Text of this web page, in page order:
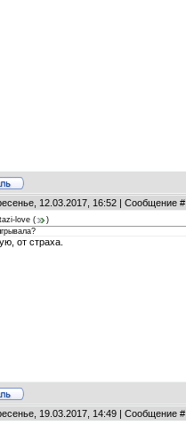
12.03.2017, 16:52 | Сообщение #
love (
)
от страха.
19.03.2017, 14:49 | Сообщение #